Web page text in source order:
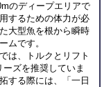
のディープエリアで
するための体力が必
大型魚を根から瞬時
ムです。
は、トルクとリフト
ズを推奨していま
する際には、「一日